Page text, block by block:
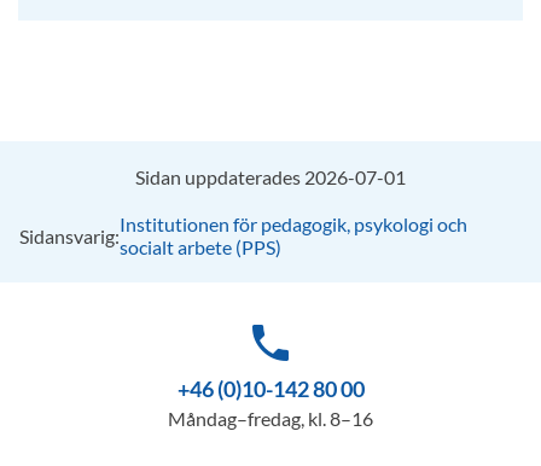
Sidan uppdaterades 2026-07-01
Sidansvarig:Institutionen för pedagogik, psykologi och
socialt arbete (PPS)
phone
+46 (0)10-142 80 00
Måndag–fredag, kl. 8–16